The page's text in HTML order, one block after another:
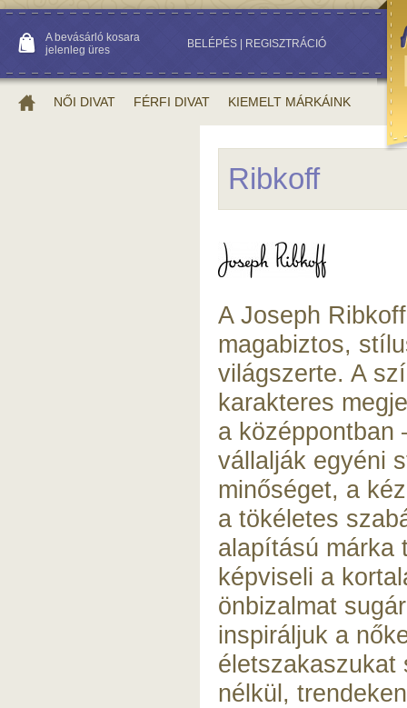
A bevásárló kosara
jelenleg üres
BELÉPÉS REGISZTRÁCIÓ
NŐI DIVAT FÉRFI DIVAT KIEMELT MÁRKÁINK
Ribkoff
A Joseph
magabiztos,
világszerte. A
karakteres
a középpontban
vállalják egyéni
minőséget, a
a tökéletes
alapítású márka
képviseli a
önbizalmat
inspiráljuk a
életszakaszukat
nélkül,